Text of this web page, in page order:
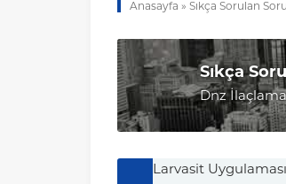
Anasayfa » Sıkça Sorulan
Sıkça
Dnz
Larvasit